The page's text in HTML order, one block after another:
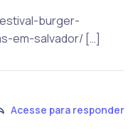
burger-
em-salvador/ […]
Acesse para responder